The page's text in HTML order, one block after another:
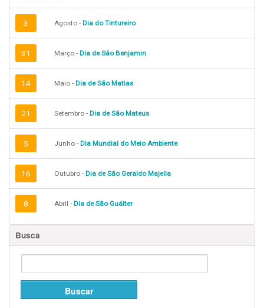
3 Agosto - Dia do Tintureiro
31 Março - Dia de São Benjamin
14 Maio - Dia de São Matias
21 Setembro - Dia de São Mateus
5 Junho - Dia Mundial do Meio Ambiente
16 Outubro - Dia de São Geraldo Majella
8 Abril - Dia de São Guálter
Busca